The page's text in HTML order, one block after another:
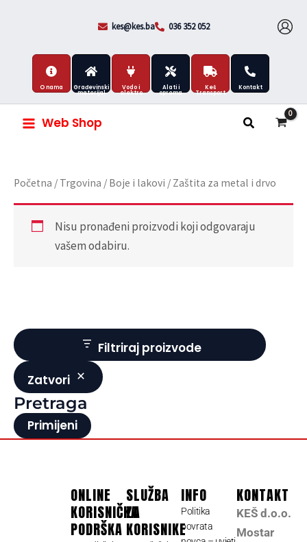
kes@kes.ba 036 352 052
O nama Građevinski
materijal
Vodo i
elektro
Alati i
oprema
Keš
Transport
Kontakt
Web Shop
Filtriraj proizvode
Zatvori
Pretraga
Primijeni
Početna / Trgovina / Boje i lakovi / Zaštita za metal i drvo
Nisu pronađeni proizvodi koji odgovaraju
vašem odabiru.
ONLINE
KORISNIČKA
PODRŠKA
SLUŽBA
ZA
KORISNIKE
INFO
Politika
povrata
KONTAKT
KEŠ d.o.o.
Mostar